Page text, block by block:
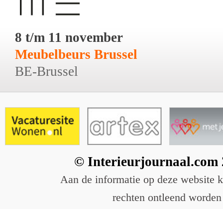
8 t/m 11 november
Meubelbeurs Brussel
BE-Brussel
© Interieurjournaal.com
Aan de informatie op deze website
rechten ontleend worden